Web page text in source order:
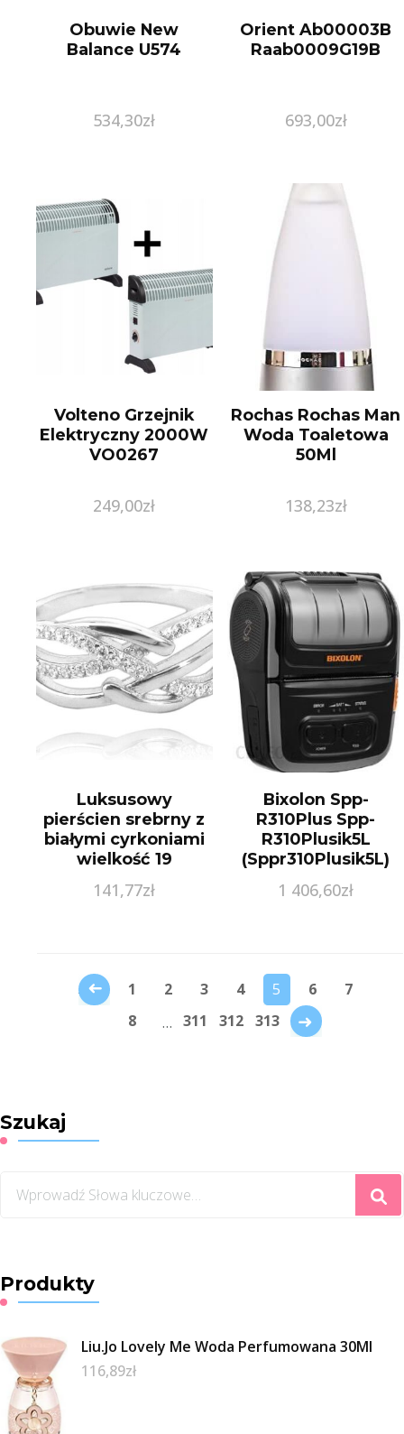
Obuwie New
Balance U574
534,30zł
Orient Ab00003B
Raab0009G19B
693,00zł
Volteno Grzejnik
Elektryczny 2000W
VO0267
249,00zł
Rochas Rochas Man
Woda Toaletowa
50Ml
138,23zł
Luksusowy
pierścien srebrny z
białymi cyrkoniami
wielkość 19
141,77zł
Bixolon Spp-
R310Plus Spp-
R310Plusik5L
(Sppr310Plusik5L)
1 406,60zł
← 1 2 3 4 5 6
7
8
… 311 312 313
Szukaj
czegoś?
Produkty
Liu.Jo Lovely Me Woda Perfumowana 30Ml
116,89zł